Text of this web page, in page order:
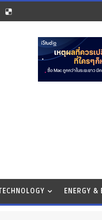
ENERGY &